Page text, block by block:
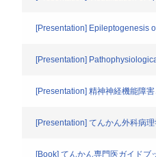
[Presentation] Epileptogenesis
[Presentation]
[Presentation] 精神神経機能障
[Presentation] てんかん外科病
[Book] てんかん専門医ガイド